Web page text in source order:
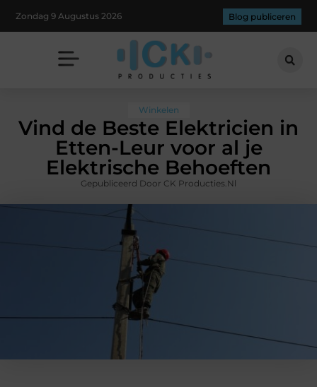
Zondag 9 Augustus 2026 Blog publiceren
Winkelen
Vind de Beste Elektricien in
Etten-Leur voor al je
Elektrische Behoeften
Gepubliceerd Door CK Producties.nl